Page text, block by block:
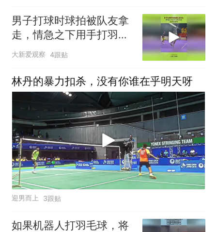
男子打球时球拍被队友拿
走，情急之下用手打羽毛
球，这算违规吗？
大新爱观察 4跟贴
林丹的暴力扣杀，没有你谁在乎明天呀
迎男而上 3跟贴
如果机器人打羽毛球，将